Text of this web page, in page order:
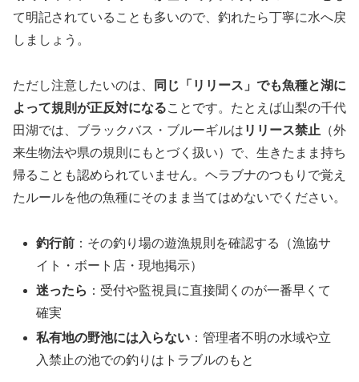
て明記されていることも多いので、釣れたら丁寧に水へ戻
しましょう。
ただし注意したいのは、
同じ「リリース」でも魚種と湖に
よって規則が正反対になることです。たとえば山梨の千代
田湖では、ブラックバス・ブルーギルは リリース禁止 （外
来生物法や県の規則にもとづく扱い）で、生きたまま持ち
帰ることも認められていません。ヘラブナのつもりで覚え
たルールを他の魚種にそのまま当てはめないでください。
釣行前 ：その釣り場の遊漁規則を確認する（漁協サ
イト・ボート店・現地掲示）
迷ったら ：受付や監視員に直接聞くのが一番早くて
確実
私有地の野池には入らない ：管理者不明の水域や立
入禁止の池での釣りはトラブルのもと